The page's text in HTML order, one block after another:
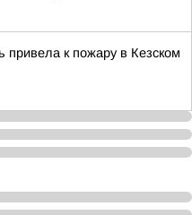
привела к пожару в Кезском